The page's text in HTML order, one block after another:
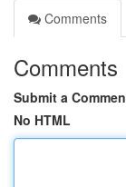
Comments
Comments
Submit a
No HTML